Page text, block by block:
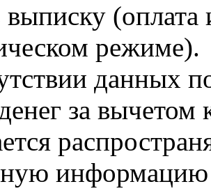
выписку
режиме).
данных
за
информацию